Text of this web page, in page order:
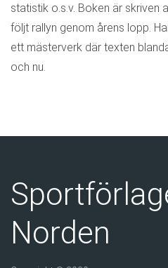
statistik o.s.v. Boken är skriven
följt rallyn genom årens lopp.
ett mästerverk där texten
och nu.
Norden